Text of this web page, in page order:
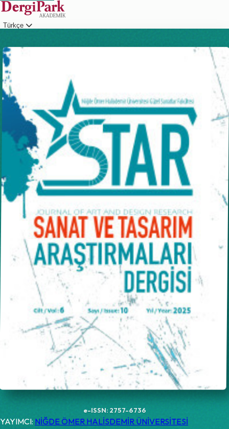
Türkçe
e-ISSN: 2757-6736
YAYIMCI: NİĞDE ÖMER HALİSDEMİR ÜNİVERSİTESİ